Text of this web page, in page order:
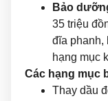
Bảo
35 triệu
đĩa phanh,
hạng mục
Các hạng mục
Thay dầu